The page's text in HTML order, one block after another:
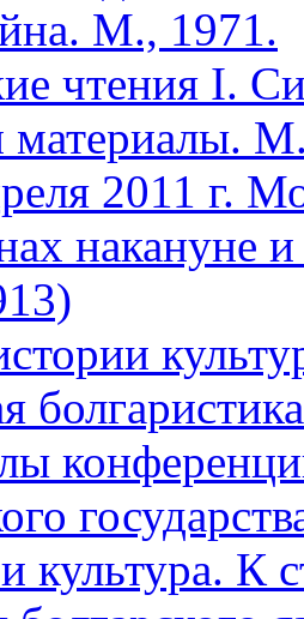
М., 1971.
чтения I.
материалы.
2011 г.
накануне
культура. К